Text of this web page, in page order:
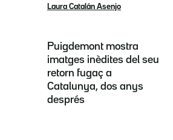
Laura Catalán Asenjo
Puigdemont mostra
imatges inèdites del seu
retorn fugaç a
Catalunya, dos anys
després